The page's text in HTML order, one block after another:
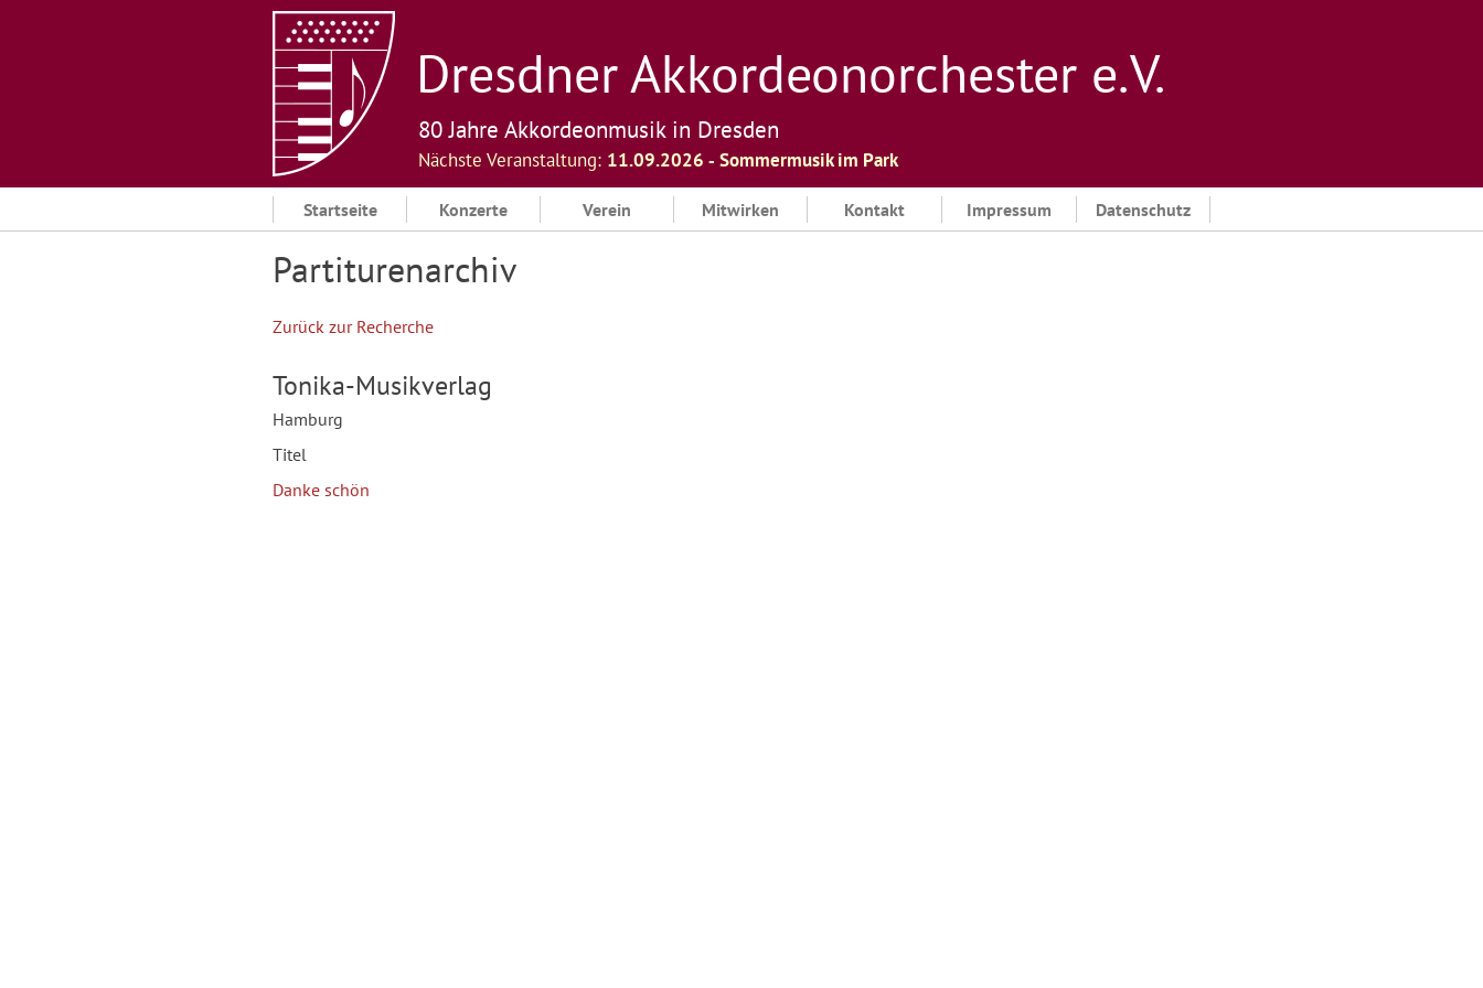
Dresdner Akkordeonorchester e. V.
80 Jahre Akkordeonmusik in Dresden
Nächste Veranstaltung: 11.09.2026 ‐ Sommermusik im Park
Startseite Konzerte Verein Mitwirken Kontakt Impressum Datenschutz
Partiturenarchiv
Zurück zur Recherche
Tonika-Musikverlag
Hamburg
Titel
Danke schön